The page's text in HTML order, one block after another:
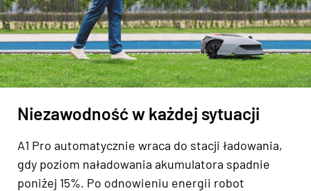
Niezawodność w każdej sytuacji
A1 Pro automatycznie wraca do stacji ładowania,
gdy poziom naładowania akumulatora spadnie
poniżej 15%. Po odnowieniu energii robot